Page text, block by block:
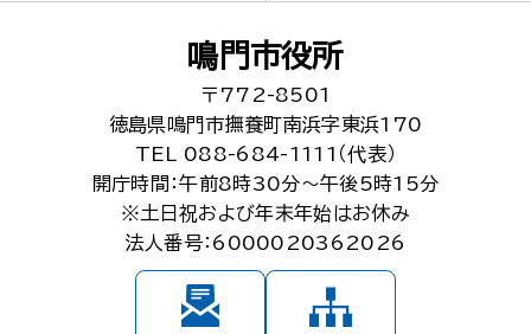
鳴門市役所
〒772-8501
徳島県鳴門市撫養町南浜字東浜170
TEL 088-684-1111（代表）
開庁時間：午前8時30分～午後5時15分
※土日祝および年末年始はお休み
法人番号：6000020362026